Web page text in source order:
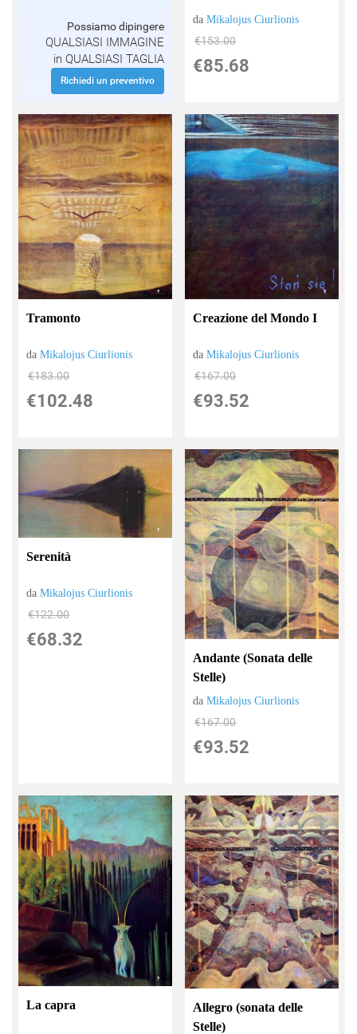
Possiamo dipingere
QUALSIASI IMMAGINE
in QUALSIASI TAGLIA
Richiedi un preventivo
daMikalojus Ciurlionis
€153.00
€85.68
Tramonto
daMikalojus Ciurlionis
€183.00
€102.48
Creazione del Mondo I
daMikalojus Ciurlionis
€167.00
€93.52
Serenità
daMikalojus Ciurlionis
€122.00
€68.32
Andante (Sonata delle
Stelle)
daMikalojus Ciurlionis
€167.00
€93.52
La capra
Allegro (sonata delle
Stelle)